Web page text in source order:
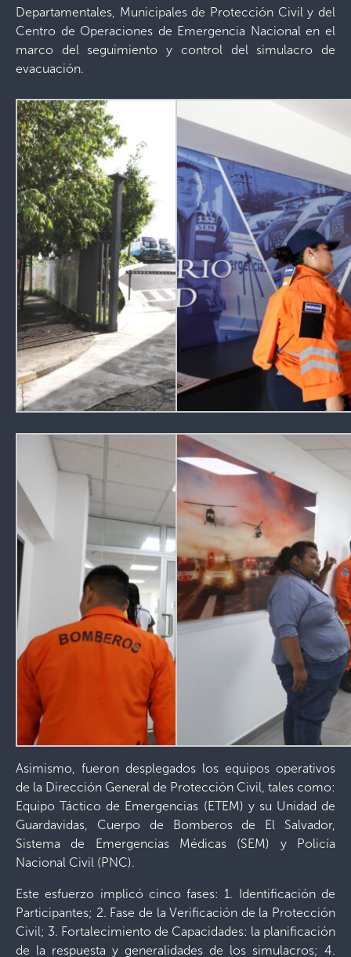
Departamentales, Municipales de Protección Civil y del
Centro de Operaciones de Emergencia Nacional en el
marco del seguimiento y control del simulacro de
evacuación.
Asimismo, fueron desplegados los equipos operativos
de la Dirección General de Protección Civil, tales como:
Equipo Táctico de Emergencias (ETEM) y su Unidad de
Guardavidas, Cuerpo de Bomberos de El Salvador,
Sistema de Emergencias Médicas (SEM) y Policía
Nacional Civil (PNC).
Este esfuerzo implicó cinco fases: 1. Identificación de
Participantes; 2. Fase de la Verificación de la Protección
Civil; 3. Fortalecimiento de Capacidades: la planificación
de la respuesta y generalidades de los simulacros; 4.